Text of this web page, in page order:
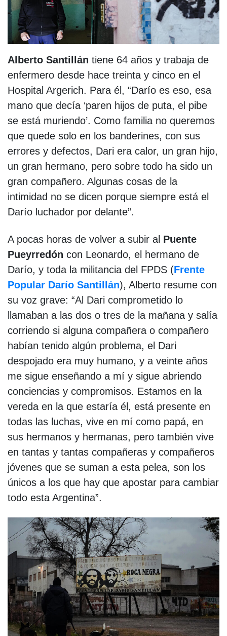
Alberto Santillán tiene 64 años y trabaja de
enfermero desde hace treinta y cinco en el
Hospital Argerich. Para él, “Darío es eso, esa
mano que decía ‘paren hijos de puta, el pibe
se está muriendo’. Como familia no queremos
que quede solo en los banderines, con sus
errores y defectos, Dari era calor, un gran hijo,
un gran hermano, pero sobre todo ha sido un
gran compañero. Algunas cosas de la
intimidad no se dicen porque siempre está el
Darío luchador por delante”.
A pocas horas de volver a subir al Puente
Pueyrredón con Leonardo, el hermano de
Darío, y toda la militancia del FPDS (Frente
Popular Darío Santillán), Alberto resume con
su voz grave: “Al Dari comprometido lo
llamaban a las dos o tres de la mañana y salía
corriendo si alguna compañera o compañero
habían tenido algún problema, el Dari
despojado era muy humano, y a veinte años
me sigue enseñando a mí y sigue abriendo
conciencias y compromisos. Estamos en la
vereda en la que estaría él, está presente en
todas las luchas, vive en mí como papá, en
sus hermanos y hermanas, pero también vive
en tantas y tantas compañeras y compañeros
jóvenes que se suman a esta pelea, son los
únicos a los que hay que apostar para cambiar
todo esta Argentina”.